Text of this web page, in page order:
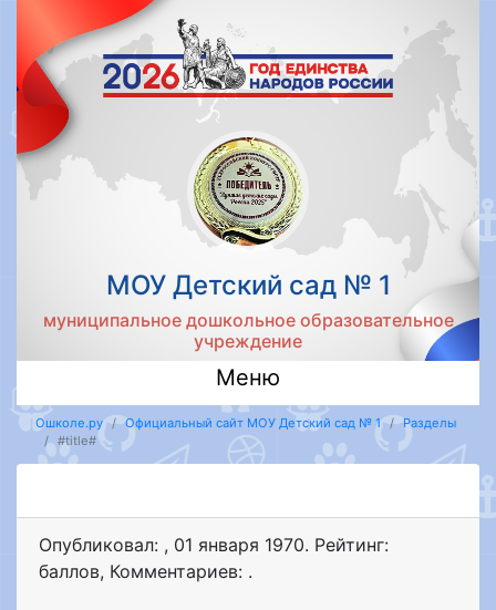
МОУ Детский сад № 1
муниципальное дошкольное образовательное
учреждение
Меню
Ошколе.ру Официальный сайт МОУ Детский сад № 1
Разделы
#title#
Опубликовал: , 01 января 1970. Рейтинг:
баллов, Комментариев: .